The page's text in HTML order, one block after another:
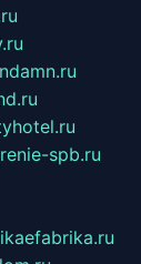
spb.ru